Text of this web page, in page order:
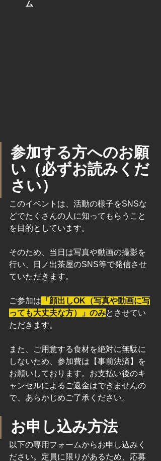
ム
参加する方へのお願
い（必ずお読みくだ
さい）
このイベントは、活動の様子をSNSな
どでたくさんの人に知ってもらうこと
を目的としています。
そのため、当日は写真や動画の撮影を
行い、日ノ出茶屋のSNS等で発信させ
ていただきます。
ご参加は 「顔出しOK（写真や動画に写
っても大丈夫な方）」のみとさせてい
ただきます。
また、ご用意する食材を絶対に無駄に
しないため、参加費は【事前決済】を
お願いしております。お支払い後のキ
ャンセルによるご返金はできませんの
で、あらかじめご了承ください。
お申し込み方法
以下の専用フォームからお申し込みく
ださい。定員に限りがあるため、応募